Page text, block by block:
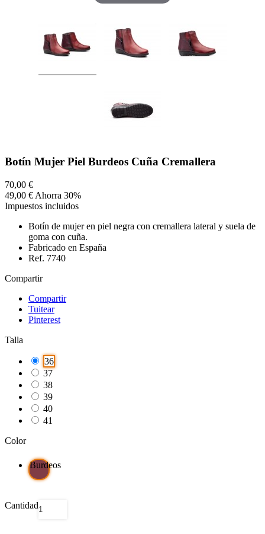
Botín Mujer Piel Burdeos Cuña Cremallera
70,00 €
49,00 € Ahorra 30%
Impuestos incluidos
Botín de mujer en piel negra con cremallera lateral y suela de
goma con cuña.
Fabricado en España
Ref. 7740
Compartir
Compartir
Tuitear
Pinterest
Talla
36
37
38
39
40
41
Color
Burdeos
Cantidad